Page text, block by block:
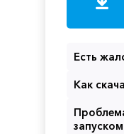
Есть
Как
запуском